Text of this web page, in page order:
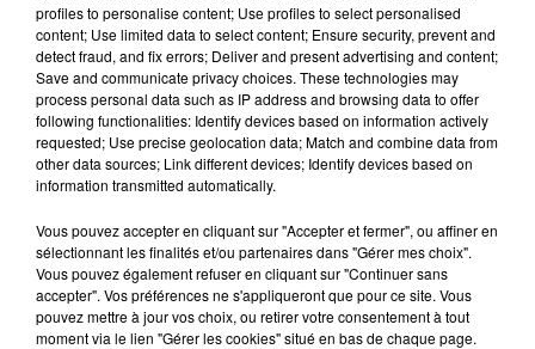
TOM GRENNAN
Little Bit Of Love
SHAKIRA FEAT. BURNA BOY
Dai Dai
8h58
8h58 8h55
8h55
profiles to personalise content; Use profiles to select personalised
content; Use limited data to select content; Ensure security, prevent and
detect fraud, and fix errors; Deliver and present advertising and content;
Save and communicate privacy choices. These technologies may
process personal data such as IP address and browsing data to offer
following functionalities: Identify devices based on information actively
requested; Use precise geolocation data; Match and combine data from
other data sources; Link different devices; Identify devices based on
information transmitted automatically.
Vous pouvez accepter en cliquant sur "Accepter et fermer", ou affiner en
sélectionnant les finalités et/ou partenaires dans "Gérer mes choix".
Vous pouvez également refuser en cliquant sur "Continuer sans
accepter". Vos préférences ne s'appliqueront que pour ce site. Vous
pouvez mettre à jour vos choix, ou retirer votre consentement à tout
moment via le lien "Gérer les cookies" situé en bas de chaque page.